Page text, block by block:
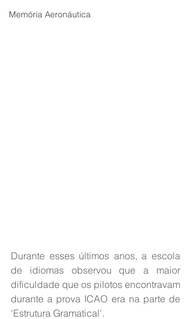
Memória Aeronáutica
Durante esses últimos anos, a escola
de idiomas observou que a maior
dificuldade que os pilotos encontravam
durante a prova ICAO era na parte de
'Estrutura Gramatical'.